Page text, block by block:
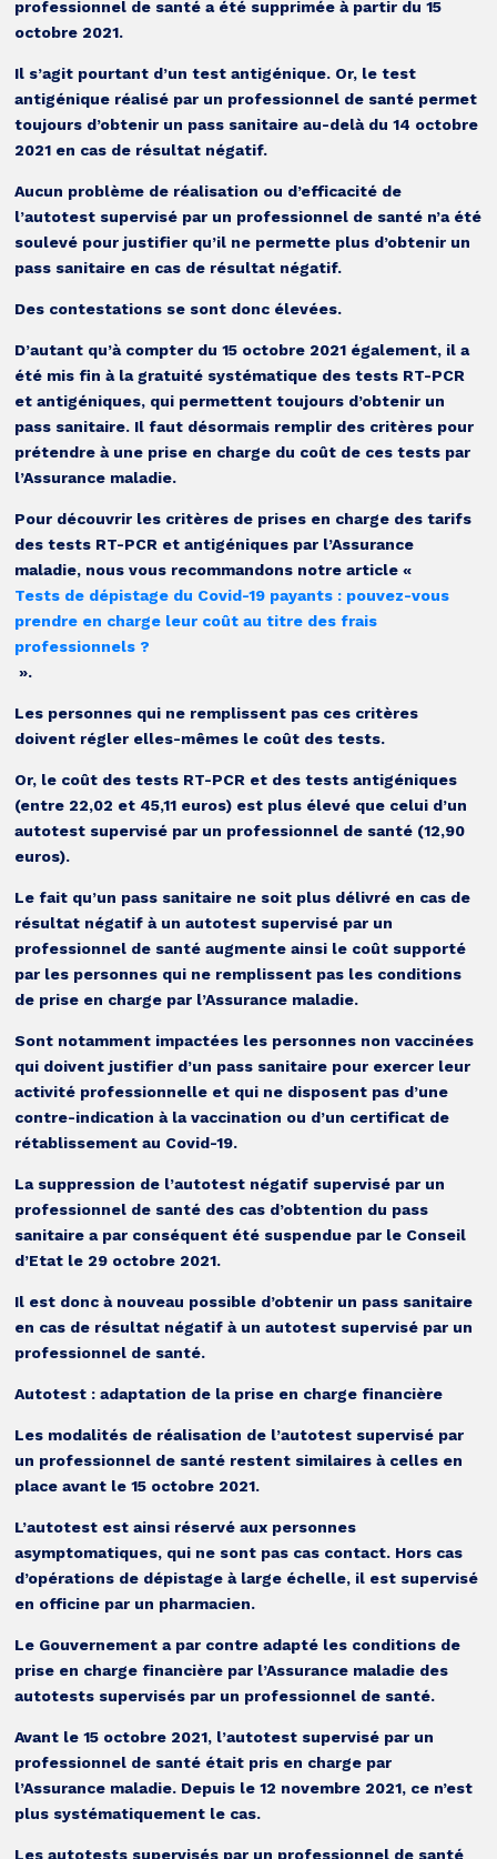
professionnel de santé a été supprimée à partir du 15
octobre 2021.
Il s’agit pourtant d’un test antigénique. Or, le test
antigénique réalisé par un professionnel de santé permet
toujours d’obtenir un pass sanitaire au-delà du 14 octobre
2021 en cas de résultat négatif.
Aucun problème de réalisation ou d’efficacité de
l’autotest supervisé par un professionnel de santé n’a été
soulevé pour justifier qu’il ne permette plus d’obtenir un
pass sanitaire en cas de résultat négatif.
Des contestations se sont donc élevées.
D’autant qu’à compter du 15 octobre 2021 également, il a
été mis fin à la gratuité systématique des tests RT-PCR
et antigéniques, qui permettent toujours d’obtenir un
pass sanitaire. Il faut désormais remplir des critères pour
prétendre à une prise en charge du coût de ces tests par
l’Assurance maladie.
Pour découvrir les critères de prises en charge des tarifs
des tests RT-PCR et antigéniques par l’Assurance
maladie, nous vous recommandons notre article «
Tests de dépistage du Covid-19 payants : pouvez-vous
prendre en charge leur coût au titre des frais
professionnels ?
».
Les personnes qui ne remplissent pas ces critères
doivent régler elles-mêmes le coût des tests.
Or, le coût des tests RT-PCR et des tests antigéniques
(entre 22,02 et 45,11 euros) est plus élevé que celui d’un
autotest supervisé par un professionnel de santé (12,90
euros).
Le fait qu’un pass sanitaire ne soit plus délivré en cas de
résultat négatif à un autotest supervisé par un
professionnel de santé augmente ainsi le coût supporté
par les personnes qui ne remplissent pas les conditions
de prise en charge par l’Assurance maladie.
Sont notamment impactées les personnes non vaccinées
qui doivent justifier d’un pass sanitaire pour exercer leur
activité professionnelle et qui ne disposent pas d’une
contre-indication à la vaccination ou d’un certificat de
rétablissement au Covid-19.
La suppression de l’autotest négatif supervisé par un
professionnel de santé des cas d’obtention du pass
sanitaire a par conséquent été suspendue par le Conseil
d’Etat le 29 octobre 2021.
Il est donc à nouveau possible d’obtenir un pass sanitaire
en cas de résultat négatif à un autotest supervisé par un
professionnel de santé.
Autotest : adaptation de la prise en charge financière
Les modalités de réalisation de l’autotest supervisé par
un professionnel de santé restent similaires à celles en
place avant le 15 octobre 2021.
L’autotest est ainsi réservé aux personnes
asymptomatiques, qui ne sont pas cas contact. Hors cas
d’opérations de dépistage à large échelle, il est supervisé
en officine par un pharmacien.
Le Gouvernement a par contre adapté les conditions de
prise en charge financière par l’Assurance maladie des
autotests supervisés par un professionnel de santé.
Avant le 15 octobre 2021, l’autotest supervisé par un
professionnel de santé était pris en charge par
l’Assurance maladie. Depuis le 12 novembre 2021, ce n’est
plus systématiquement le cas.
Les autotests supervisés par un professionnel de santé